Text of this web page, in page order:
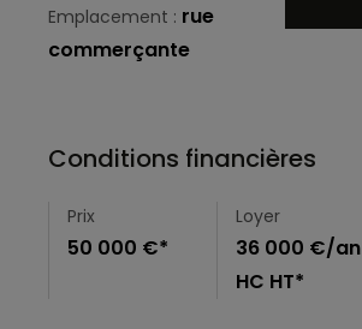
Emplacement : rue
commerçante
Conditions financières
Prix
50 000 €*
Loyer
36 000 €/an
HC HT*